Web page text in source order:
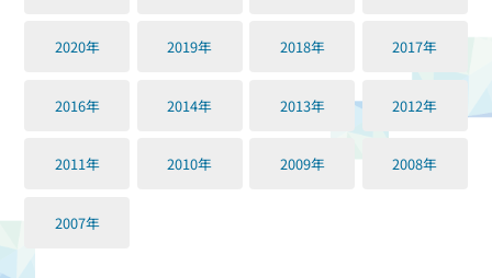
2020年 2019年 2018年 2017年
2016年 2014年 2013年 2012年
2011年 2010年 2009年 2008年
2007年